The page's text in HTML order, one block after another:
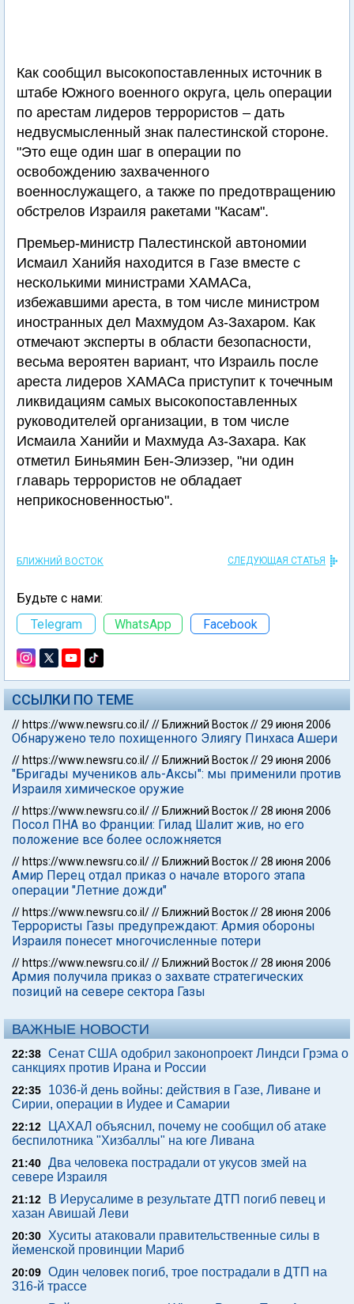
Как сообщил высокопоставленных источник в
штабе Южного военного округа, цель операции
по арестам лидеров террористов – дать
недвусмысленный знак палестинской стороне.
"Это еще один шаг в операции по
освобождению захваченного
военнослужащего, а также по предотвращению
обстрелов Израиля ракетами "Касам".
Премьер-министр Палестинской автономии
Исмаил Ханийя находится в Газе вместе с
несколькими министрами ХАМАСа,
избежавшими ареста, в том числе министром
иностранных дел Махмудом Аз-Захаром. Как
отмечают эксперты в области безопасности,
весьма вероятен вариант, что Израиль после
ареста лидеров ХАМАСа приступит к точечным
ликвидациям самых высокопоставленных
руководителей организации, в том числе
Исмаила Ханийи и Махмуда Аз-Захара. Как
отметил Биньямин Бен-Элиэзер, "ни один
главарь террористов не обладает
неприкосновенностью".
БЛИЖНИЙ ВОСТОК СЛЕДУЮЩАЯ СТАТЬЯ
Будьте с нами:
Telegram
WhatsApp Facebook
ССЫЛКИ ПО ТЕМЕ
// https://www.newsru.co.il/// Ближний Восток//29 июня 2006
Обнаружено тело похищенного Элиягу Пинхаса Ашери
// https://www.newsru.co.il/// Ближний Восток//29 июня 2006
"Бригады мучеников аль-Аксы": мы применили против
Израиля химическое оружие
// https://www.newsru.co.il/// Ближний Восток//28 июня 2006
Посол ПНА во Франции: Гилад Шалит жив, но его
положение все более осложняется
// https://www.newsru.co.il/// Ближний Восток//28 июня 2006
Амир Перец отдал приказ о начале второго этапа
операции "Летние дожди"
// https://www.newsru.co.il/// Ближний Восток//28 июня 2006
Террористы Газы предупреждают: Армия обороны
Израиля понесет многочисленные потери
// https://www.newsru.co.il/// Ближний Восток//28 июня 2006
Армия получила приказ о захвате стратегических
позиций на севере сектора Газы
ВАЖНЫЕ НОВОСТИ
22:38 Сенат США одобрил законопроект Линдси Грэма о
санкциях против Ирана и России
22:35
1036-й день войны: действия в Газе, Ливане и
Сирии, операции в Иудее и Самарии
22:12
ЦАХАЛ объяснил, почему не сообщил об атаке
беспилотника "Хизбаллы" на юге Ливана
21:40 Два человека пострадали от укусов змей на
севере Израиля
21:12
В Иерусалиме в результате ДТП погиб певец и
хазан Авишай Леви
20:30
Хуситы атаковали правительственные силы в
йеменской провинции Мариб
20:09 Один человек погиб, трое пострадали в ДТП на
316-й трассе